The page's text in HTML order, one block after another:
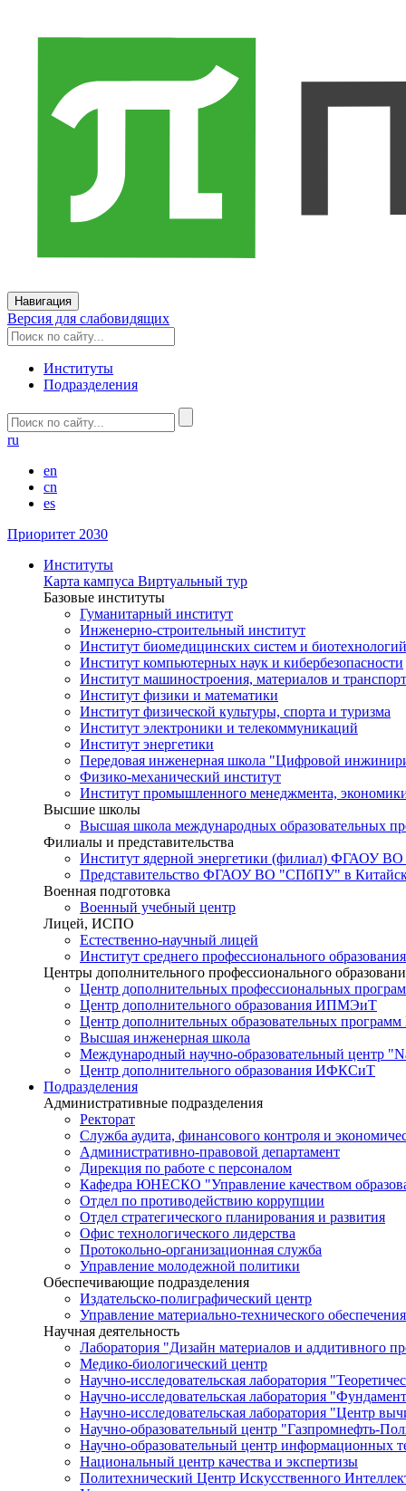
Навигация
Версия для слабовидящих
Институты
Подразделения
ru
en
cn
es
Приоритет 2030
Институты
Карта кампуса Виртуальный тур
Базовые институты
Гуманитарный институт
Инженерно-строительный институт
Институт биомедицинских систем и биотехнологий
Институт компьютерных наук и кибербезопасности
Институт машиностроения, материалов и
Институт физики и математики
Институт физической культуры, спорта и туризма
Институт электроники и телекоммуникаций
Институт энергетики
Передовая инженерная школа "Цифровой
Физико-механический институт
Институт промышленного менеджмента,
Высшие школы
Высшая школа международных образовательных
Филиалы и представительства
Институт ядерной энергетики (филиал) ФГАОУ
Представительство ФГАОУ ВО "СПбПУ" в
Военная подготовка
Военный учебный центр
Лицей, ИСПО
Естественно-научный лицей
Институт среднего профессионального образования
Центры дополнительного профессионального
Центр дополнительных профессиональных
Центр дополнительного образования ИПМЭиТ
Центр дополнительных образовательных
Высшая инженерная школа
Международный научно-образовательный центр
Центр дополнительного образования ИФКСиТ
Подразделения
Административные подразделения
Ректорат
Служба аудита, финансового контроля и
Административно-правовой департамент
Дирекция по работе с персоналом
Кафедра ЮНЕСКО "Управление качеством
Отдел по противодействию коррупции
Отдел стратегического планирования и развития
Офис технологического лидерства
Протокольно-организационная служба
Управление молодежной политики
Обеспечивающие подразделения
Издательско-полиграфический центр
Управление материально-технического обеспечения
Научная деятельность
Лаборатория "Дизайн материалов и аддитивного
Медико-биологический центр
Научно-исследовательская лаборатория
Научно-исследовательская лаборатория
Научно-исследовательская лаборатория "Центр
Научно-образовательный центр "Газпромнефть-
Научно-образовательный центр информационных
Национальный центр качества и экспертизы
Политехнический Центр Искусственного